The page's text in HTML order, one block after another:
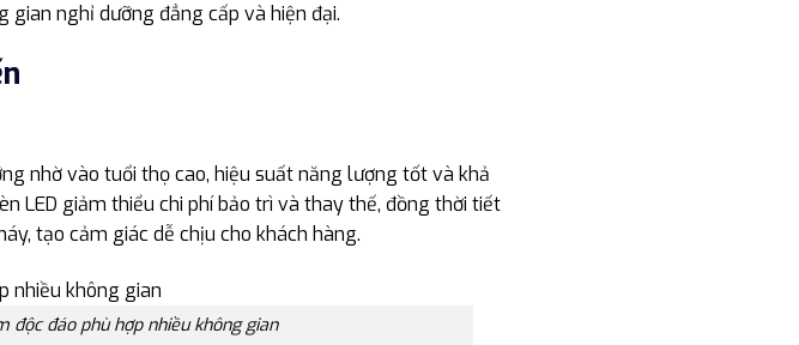
gian nghỉ dưỡng đẳng cấp và hiện đại.
nhờ vào tuổi thọ cao, hiệu suất năng lượng tốt và khả
LED giảm thiểu chi phí bảo trì và thay thế, đồng thời tiết
tạo cảm giác dễ chịu cho khách hàng.
đáo phù hợp nhiều không gian